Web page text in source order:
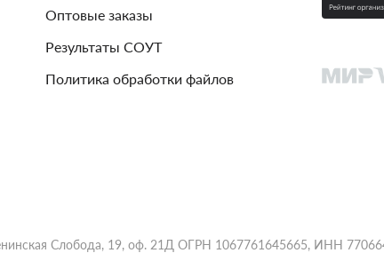
Оптовые заказы
Результаты СОУТ
Политика обработки файлов
Слобода, 19, оф. 21Д ОГРН 1067761645665, ИНН